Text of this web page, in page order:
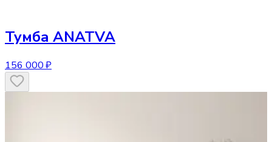
Тумба ANATVA
156 000 ₽